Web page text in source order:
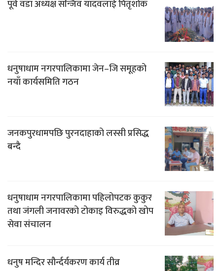
पूर्व वडा अध्यक्ष सन्जिव यादवलाई पितृशोक
धनुषाधाम नगरपालिकामा जेन–जि समूहको
नयाँ कार्यसमिति गठन
जनकपुरधामपछि पुरनदाहाको लस्सी प्रसिद्ध
बन्दै
धनुषाधाम नगरपालिकामा पहिलोपटक कुकुर
तथा जंगली जनावरको टोकाइ विरुद्धको खोप
सेवा संचालन
धनुष मन्दिर सौर्न्दर्यकरण कार्य तीव्र